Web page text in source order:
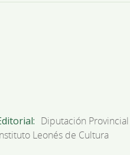
Diputación
Leonés de Cultura